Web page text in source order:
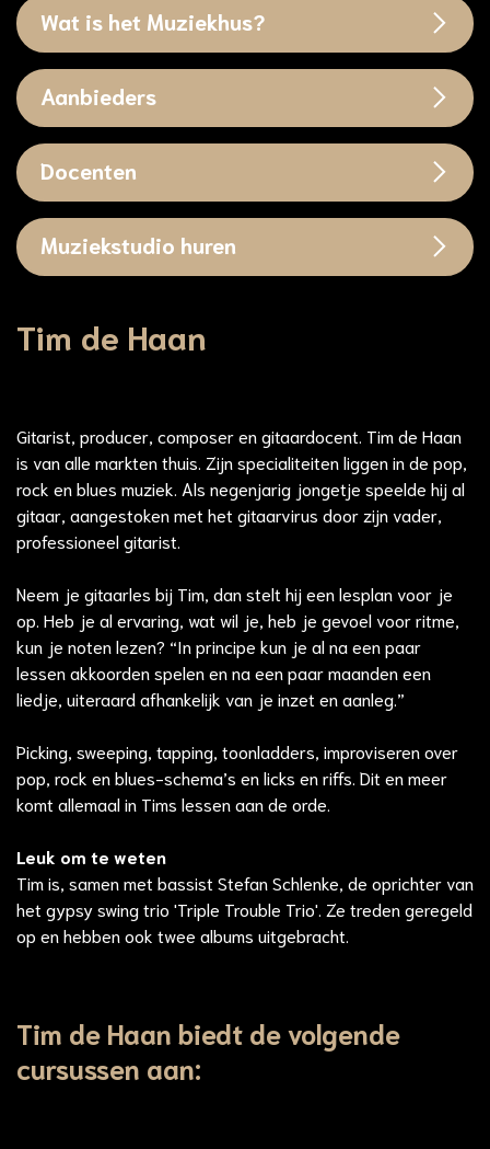
Wat is het Muziekhus?
Aanbieders
Docenten
Muziekstudio huren
Tim de Haan
Gitarist, producer, composer en gitaardocent. Tim de Haan
is van alle markten thuis. Zijn specialiteiten liggen in de pop,
rock en blues muziek. Als negenjarig jongetje speelde hij al
gitaar, aangestoken met het gitaarvirus door zijn vader,
professioneel gitarist.
Neem je gitaarles bij Tim, dan stelt hij een lesplan voor je
op. Heb je al ervaring, wat wil je, heb je gevoel voor ritme,
kun je noten lezen? “In principe kun je al na een paar
lessen akkoorden spelen en na een paar maanden een
liedje, uiteraard afhankelijk van je inzet en aanleg.”
Picking, sweeping, tapping, toonladders, improviseren over
pop, rock en blues-schema’s en licks en riffs. Dit en meer
komt allemaal in Tims lessen aan de orde.
Leuk om te weten
Tim is, samen met bassist Stefan Schlenke, de oprichter van
het gypsy swing trio 'Triple Trouble Trio'. Ze treden geregeld
op en hebben ook twee albums uitgebracht.
Tim de Haan biedt de volgende
cursussen aan: